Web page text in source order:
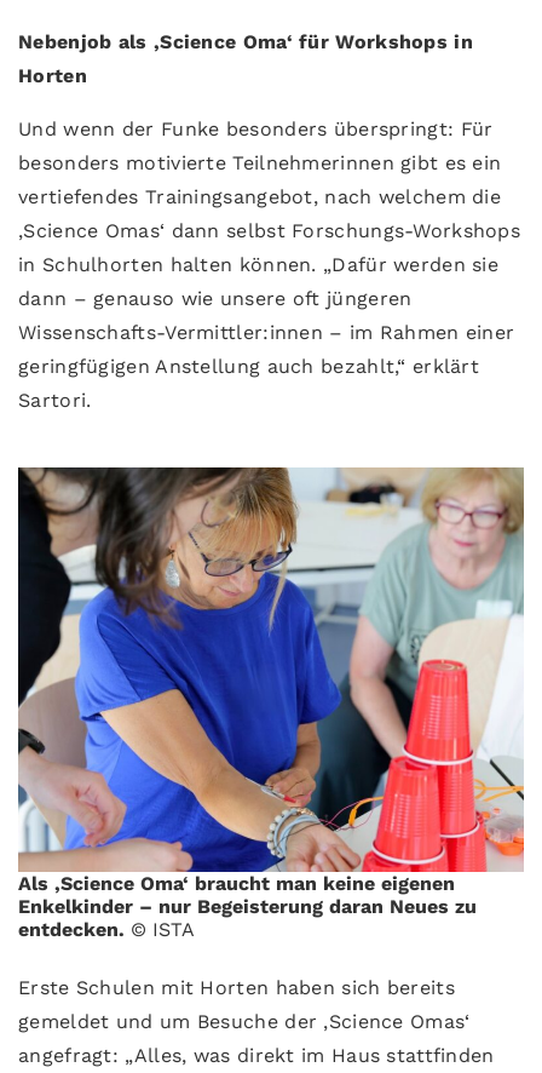
Nebenjob als ‚Science Oma‘ für Workshops in
Horten
Und wenn der Funke besonders überspringt: Für
besonders motivierte Teilnehmerinnen gibt es ein
vertiefendes Trainingsangebot, nach welchem die
‚Science Omas‘ dann selbst Forschungs-Workshops
in Schulhorten halten können. „Dafür werden sie
dann – genauso wie unsere oft jüngeren
Wissenschafts-Vermittler:innen – im Rahmen einer
geringfügigen Anstellung auch bezahlt,“ erklärt
Sartori.
Als ‚Science Oma‘ braucht man keine eigenen
Enkelkinder – nur Begeisterung daran Neues zu
entdecken. © ISTA
Erste Schulen mit Horten haben sich bereits
gemeldet und um Besuche der ‚Science Omas‘
angefragt: „Alles, was direkt im Haus stattfinden